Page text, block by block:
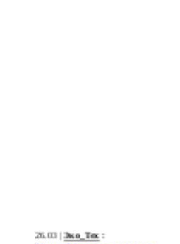
26.03 |Эко_Тех
Monarch Lotus - улавливает